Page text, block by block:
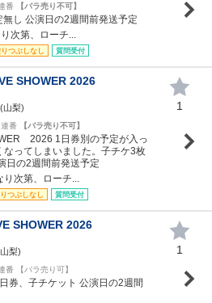
番 【バラ売り不可】
し 公演日の2週間前発送予定
次第、ローチ...
つぶしなし 質問受付
SHOWER 2026
山梨)
番 【バラ売り不可】
2026 1日券別の予定が入っ
なってしまいました。子チケ3枚
日の2週間前発送予定
り次第、ローチ...
つぶしなし 質問受付
1
SHOWER 2026
梨)
番 【バラ売り可】
券、子チケット 公演日の2週間
1